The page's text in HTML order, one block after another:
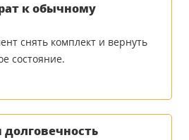
к обычному
снять комплект и вернуть
состояние.